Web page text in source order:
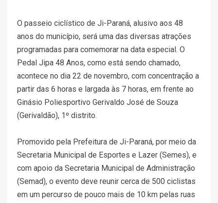
O passeio ciclístico de Ji-Paraná, alusivo aos 48
anos do município, será uma das diversas atrações
programadas para comemorar na data especial. O
Pedal Jipa 48 Anos, como está sendo chamado,
acontece no dia 22 de novembro, com concentração a
partir das 6 horas e largada às 7 horas, em frente ao
Ginásio Poliesportivo Gerivaldo José de Souza
(Gerivaldão), 1º distrito.
Promovido pela Prefeitura de Ji-Paraná, por meio da
Secretaria Municipal de Esportes e Lazer (Semes), e
com apoio da Secretaria Municipal de Administração
(Semad), o evento deve reunir cerca de 500 ciclistas
em um percurso de pouco mais de 10 km pelas ruas